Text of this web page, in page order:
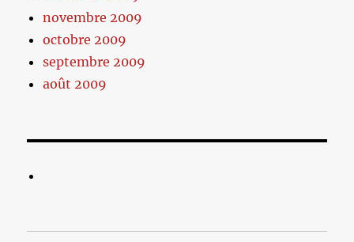
novembre 2009
octobre 2009
septembre 2009
août 2009